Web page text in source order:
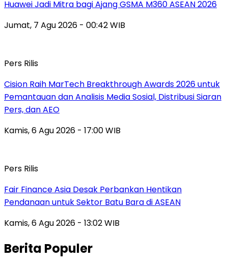
Huawei Jadi Mitra bagi Ajang GSMA M360 ASEAN 2026
Jumat, 7 Agu 2026 - 00:42 WIB
Pers Rilis
Cision Raih MarTech Breakthrough Awards 2026 untuk
Pemantauan dan Analisis Media Sosial, Distribusi Siaran
Pers, dan AEO
Kamis, 6 Agu 2026 - 17:00 WIB
Pers Rilis
Fair Finance Asia Desak Perbankan Hentikan
Pendanaan untuk Sektor Batu Bara di ASEAN
Kamis, 6 Agu 2026 - 13:02 WIB
Berita Populer